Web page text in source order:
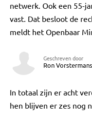
netwerk. Ook een 55-
vast. Dat besloot de
meldt het Openbaar
Geschreven door
Ron Vorstermans
In totaal zijn er acht
hen blijven er zes nog